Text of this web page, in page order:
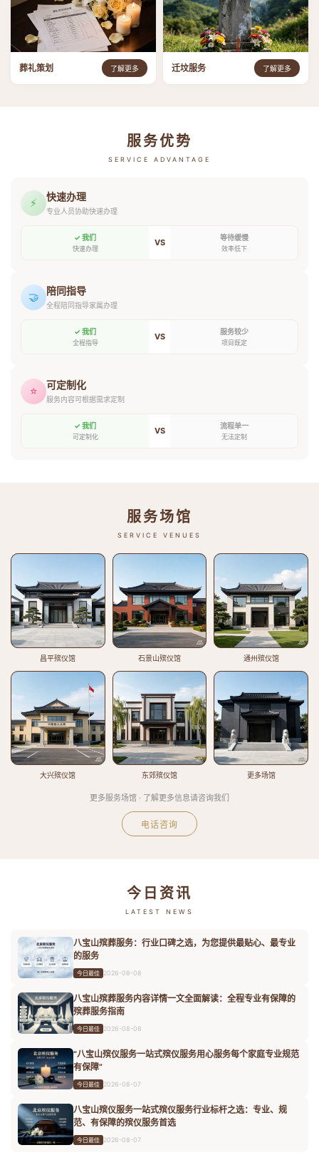
葬礼策划 了解更多 迁坟服务 了解更多
服务优势
SERVICE ADVANTAGE
⚡ 快速办理
专业人员协助快速办理
✓ 我们
快速办理
VS 等待缓慢
效率低下
🤝 陪同指导
全程陪同指导家属办理
✓ 我们
全程指导
VS 服务较少
项目既定
⭐ 可定制化
服务内容可根据需求定制
✓ 我们
可定制化
VS 流程单一
无法定制
服务场馆
SERVICE VENUES
昌平殡仪馆 石景山殡仪馆 通州殡仪馆
大兴殡仪馆 东郊殡仪馆 更多场馆
更多服务场馆 · 了解更多信息请咨询我们
电话咨询
今日资讯
LATEST NEWS
八宝山殡葬服务：行业口碑之选，为您提供最贴心、最专业
的服务
今日最佳 2026-08-08
八宝山殡葬服务内容详情一文全面解读：全程专业有保障的
殡葬服务指南
今日最佳 2026-08-08
“八宝山殡仪服务一站式殡仪服务用心服务每个家庭专业规范
有保障”
今日最佳 2026-08-07
八宝山殡仪服务一站式殡仪服务行业标杆之选：专业、规
范、有保障的殡仪服务首选
今日最佳 2026-08-07